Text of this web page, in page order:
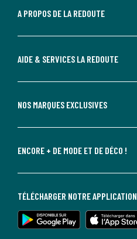
A PROPOS DE LA REDOUTE
AIDE & SERVICES LA REDOUTE
NOS MARQUES EXCLUSIVES
ENCORE + DE MODE ET DE DÉCO !
TÉLÉCHARGER NOTRE APPLICATION